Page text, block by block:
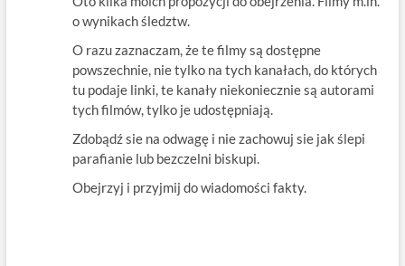
o wynikach śledztw.
O razu zaznaczam, że te filmy są dostępne
powszechnie, nie tylko na tych kanałach, do których
tu podaje linki, te kanały niekoniecznie są autorami
tych filmów, tylko je udostępniają.
Zdobądź sie na odwagę i nie zachowuj sie jak ślepi
parafianie lub bezczelni biskupi.
Obejrzyj i przyjmij do wiadomości fakty.